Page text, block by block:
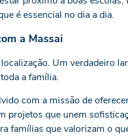
é essencial no dia a dia.
a Massai
Um verdadeiro
a família.
com a missão de
projetos que unem
famílias que valorizam o